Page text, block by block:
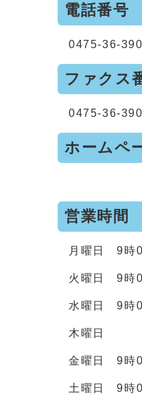
電話番号
0475-36-
ファクス
0475-36-
ホームペ
営業時間
月曜日 9時
火曜日 9時
水曜日 9時
木曜日
金曜日 9時
土曜日 9時